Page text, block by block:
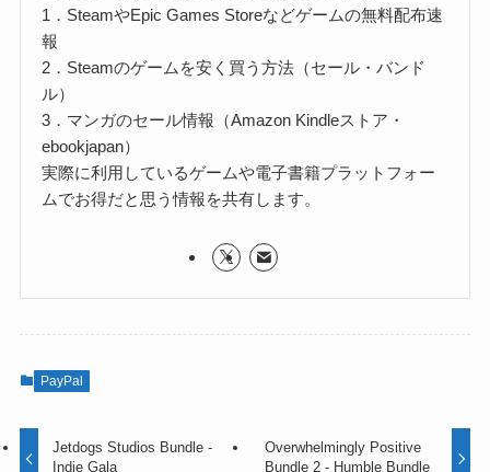
1．SteamやEpic Games Storeなどゲームの無料配布速
報
2．Steamのゲームを安く買う方法（セール・バンド
ル）
3．マンガのセール情報（Amazon Kindleストア・
ebookjapan）
実際に利用しているゲームや電子書籍プラットフォー
ムでお得だと思う情報を共有します。
PayPal
Jetdogs Studios Bundle -
Indie Gala
Overwhelmingly Positive
Bundle 2 - Humble Bundle